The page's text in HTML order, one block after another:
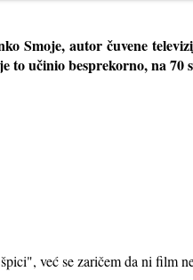
Smoje, autor čuvene
to učinio besprekorno, na 70
već se zaričem da ni film